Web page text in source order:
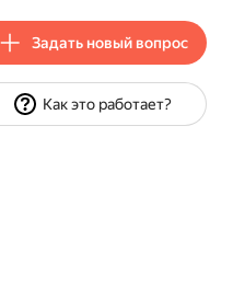
Задать новый вопрос
Как это работает?